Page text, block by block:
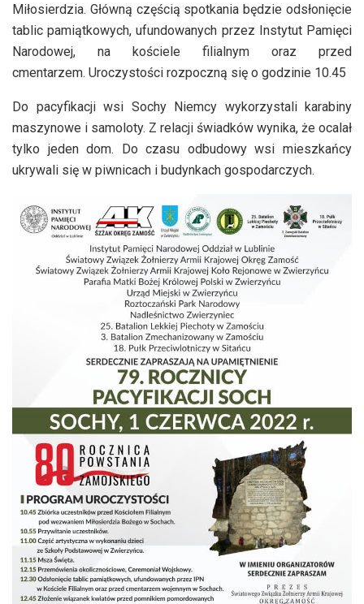
Miłosierdzia. Główną częścią spotkania będzie odsłonięcie
tablic pamiątkowych, ufundowanych przez Instytut Pamięci
Narodowej, na kościele filialnym oraz przed
cmentarzem. Uroczystości rozpoczną się o godzinie 10.45
Do pacyfikacji wsi Sochy Niemcy wykorzystali karabiny
maszynowe i samoloty. Z relacji świadków wynika, że ocalał
tylko jeden dom. Do czasu odbudowy wsi mieszkańcy
ukrywali się w piwnicach i budynkach gospodarczych.